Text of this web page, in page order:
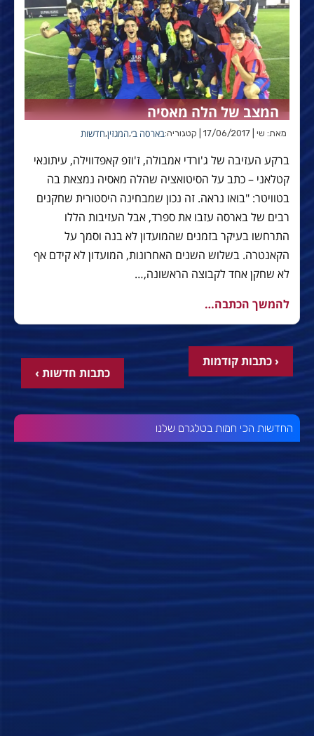
המצב של הלה מאסיה
מאת: שי | 17/06/2017 | קטגוריה: בארסה ב׳,המגזין,חדשות
ברקע העזיבה של ג'ורדי אמבולה, ז'וזפ קאפדווילה, עיתונאי
קטלאני – כתב על הסיטואציה שהלה מאסיה נמצאת בה
בטוויטר: "בואו נראה. זה נכון שמבחינה היסטורית שחקנים
רבים של בארסה עזבו את ספרד, אבל העזיבות הללו
התרחשו בעיקר בזמנים שהמועדון לא בנה וסמך על
הקאנטרה. בשלוש השנים האחרונות, המועדון לא קידם אף
לא שחקן אחד לקבוצה הראשונה,…
להמשך הכתבה…
‹ כתבות קודמות
כתבות חדשות ›
החדשות הכי חמות בטלגרם שלנו